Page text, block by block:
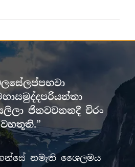
ජිනවචනනදී චිරං
වහතූති.”
නමැති ශෛලමය